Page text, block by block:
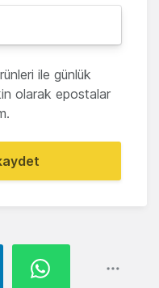
ile günlük
olarak epostalar